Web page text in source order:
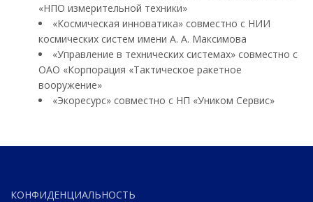
«НПО измерительной техники»
«Космическая инноватика» совместно с НИИ
космических систем имени А. А. Максимова
«Управление в технических системах» совместно с
ОАО «Корпорация «Тактическое ракетное
вооружение»
«Экоресурс» совместно с НП «Уником Сервис»
КОНФИДЕНЦИАЛЬНОСТЬ